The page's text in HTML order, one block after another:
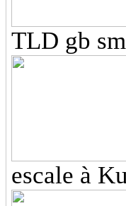
TLD gb
escale à